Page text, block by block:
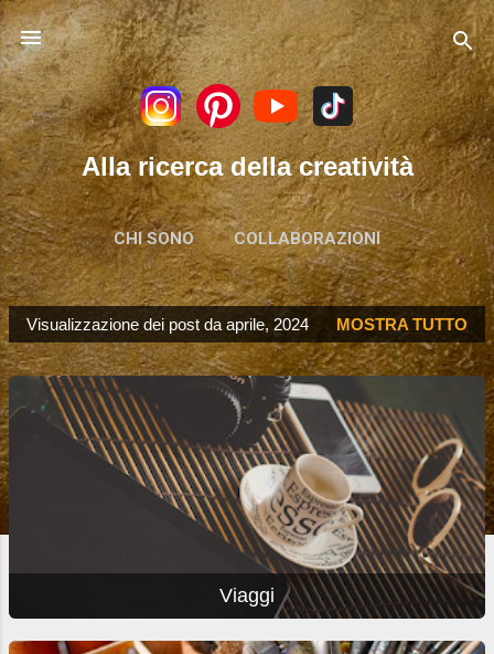
Passa ai contenuti principali
Alla ricerca della creatività
CHI SONO COLLABORAZIONI
P
o
t
Visualizzazione dei post da aprile, 2024 MOSTRA TUTTO
Viaggi